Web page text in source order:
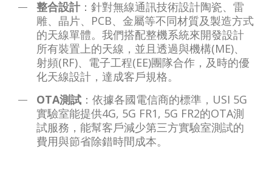
整合設計：針對無線通訊技術設計陶瓷、雷
雕、晶片、PCB、金屬等不同材質及製造方式
的天線單體。我們搭配整機系統來開發設計
所有裝置上的天線，並且透過與機構(ME)、
射頻(RF)、電子工程(EE)團隊合作，及時的優
化天線設計，達成客戶規格。
OTA測試 ：依據各國電信商的標準，USI 5G
實驗室能提供4G, 5G FR1, 5G FR2的OTA測
試服務，能幫客戶減少第三方實驗室測試的
費用與節省除錯時間成本。